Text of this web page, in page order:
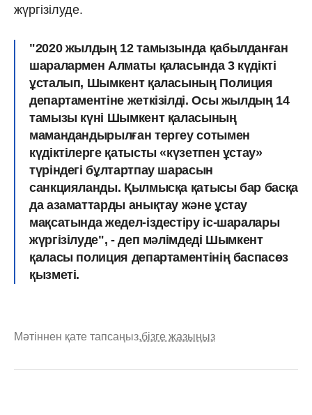
жүргізілуде.
"2020 жылдың 12 тамызында қабылданған
шаралармен Алматы қаласында 3 күдікті
ұсталып, Шымкент қаласының Полиция
департаментіне жеткізілді. Осы жылдың 14
тамызы күні Шымкент қаласының
мамандандырылған тергеу сотымен
күдіктілерге қатысты «күзетпен ұстау»
түріндегі бұлтартпау шарасын
санкцияланды. Қылмысқа қатысы бар басқа
да азаматтарды анықтау және ұстау
мақсатында жедел-іздестіру іс-шаралары
жүргізілуде", - деп мәлімдеді Шымкент
қаласы полиция департаментінің баспасөз
қызметі.
Мәтіннен қате тапсаңыз,бізге жазыңыз